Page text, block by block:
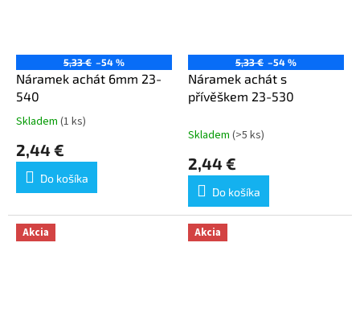
5,33 € –54 %
Náramek achát 6mm 23-
540
Priemerné
produktu
5,0
5
hviezdičiek.
Skladem (1 ks)
2,44 €
Do košíka
5,33 € –54 %
Náramek achát s
přívěškem 23-530
Skladem (>5 ks)
2,44 €
Do košíka
Akcia Akcia